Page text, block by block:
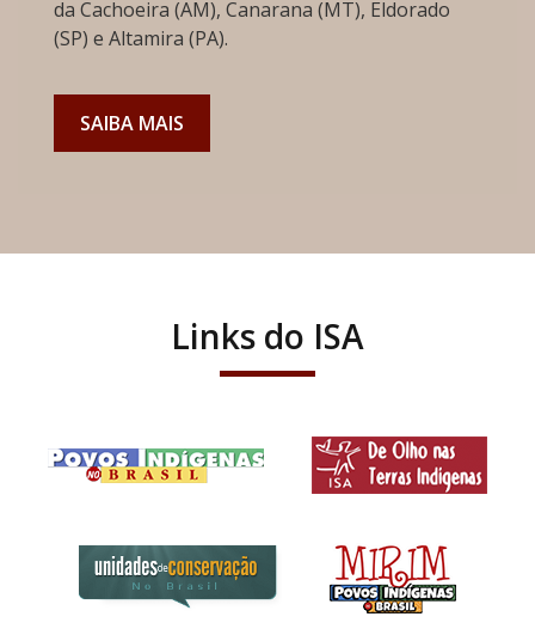
da Cachoeira (AM), Canarana (MT), Eldorado
(SP) e Altamira (PA).
SAIBA MAIS
Links do ISA